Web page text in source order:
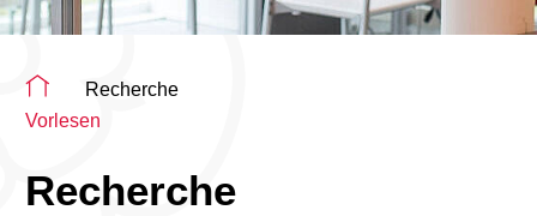
Sie befinden sich auf der Seite "Recherche"
Recherche
Vorlesen
Recherche